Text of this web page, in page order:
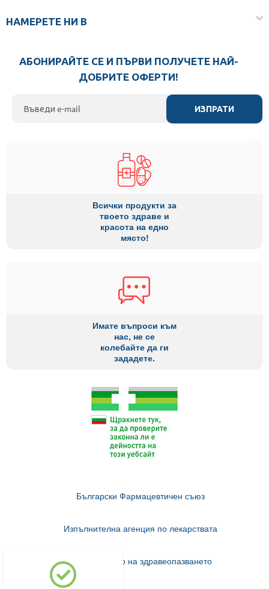
НАМЕРЕТЕ НИ В
АБОНИРАЙТЕ СЕ И ПЪРВИ ПОЛУЧЕТЕ НАЙ-
ДОБРИТЕ ОФЕРТИ!
ИЗПРАТИ
Всички продукти за
твоето здраве и
красота на едно
място!
Имате въпроси към
нас, не се
колебайте да ги
зададете.
Български Фармацевтичен съюз
Изпълнителна агенция по лекарствата
Министерство на здравеопазването